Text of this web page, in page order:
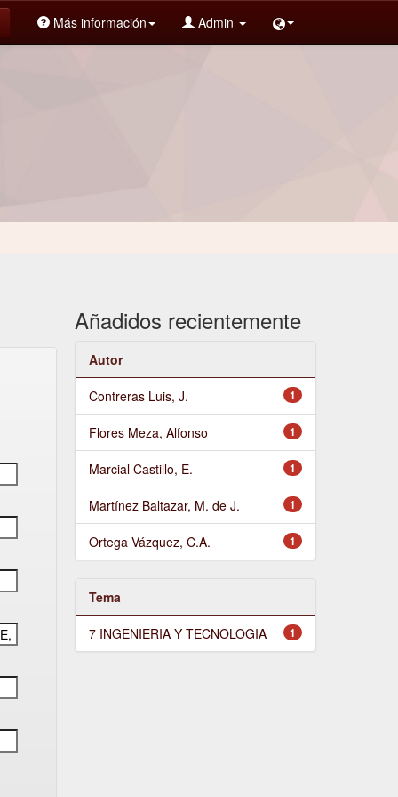
Más información Admin
Añadidos recientemente
Autor
1
Contreras Luis, J.
1
Flores Meza, Alfonso
1
Marcial Castillo, E.
1
Martínez Baltazar, M. de J.
1
Ortega Vázquez, C.A.
Tema
1
7 INGENIERIA Y TECNOLOGIA